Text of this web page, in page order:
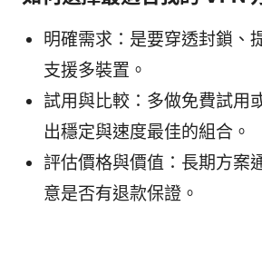
明確需求：是要穿透封鎖、
支援多裝置。
試用與比較：多做免費試用
出穩定與速度最佳的組合。
評估價格與價值：長期方案
意是否有退款保證。